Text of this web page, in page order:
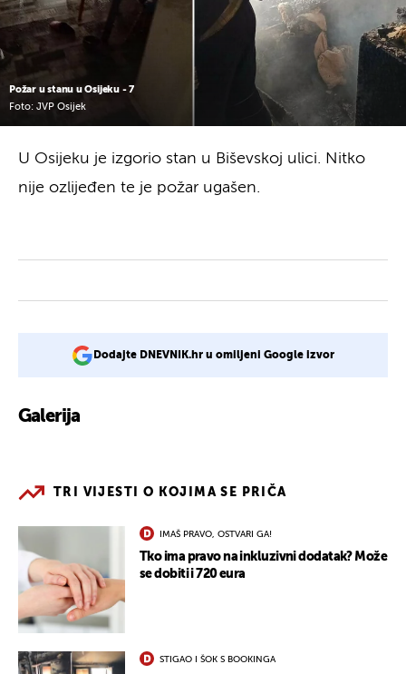
Požar u stanu u Osijeku - 7
Foto: JVP Osijek
U Osijeku je izgorio stan u Biševskoj ulici. Nitko
nije ozlijeđen te je požar ugašen.
Dodajte DNEVNIK.hr u omiljeni Google izvor
Galerija
TRI VIJESTI O KOJIMA SE PRIČA
IMAŠ PRAVO, OSTVARI GA!
Tko ima pravo na inkluzivni dodatak? Može
se dobiti i 720 eura
STIGAO I ŠOK S BOOKINGA